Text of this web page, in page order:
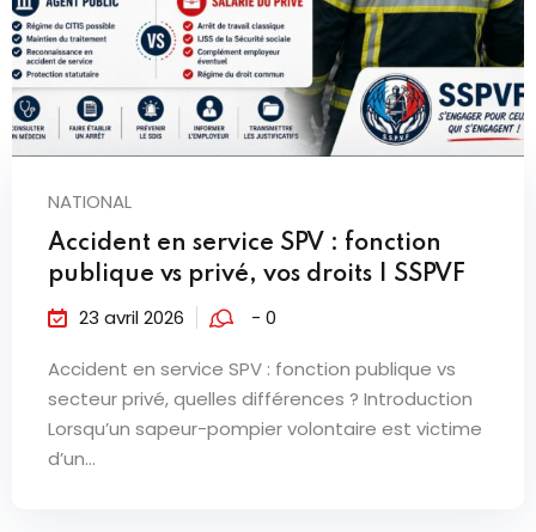
NATIONAL
Accident en service SPV : fonction
publique vs privé, vos droits | SSPVF
23 avril 2026 - 0
Accident en service SPV : fonction publique vs
secteur privé, quelles différences ? Introduction
Lorsqu’un sapeur-pompier volontaire est victime
d’un...